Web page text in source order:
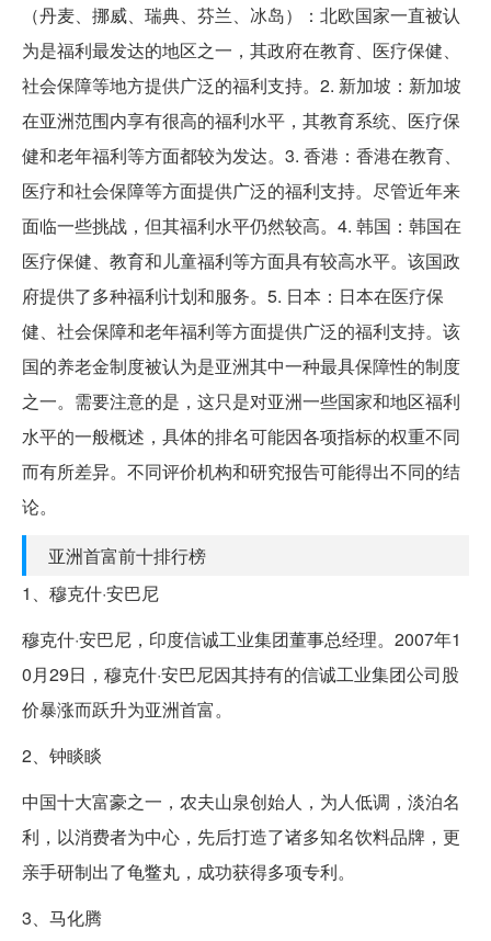
（丹麦、挪威、瑞典、芬兰、冰岛）：北欧国家一直被认
为是福利最发达的地区之一，其政府在教育、医疗保健、
社会保障等地方提供广泛的福利支持。2. 新加坡：新加坡
在亚洲范围内享有很高的福利水平，其教育系统、医疗保
健和老年福利等方面都较为发达。3. 香港：香港在教育、
医疗和社会保障等方面提供广泛的福利支持。尽管近年来
面临一些挑战，但其福利水平仍然较高。4. 韩国：韩国在
医疗保健、教育和儿童福利等方面具有较高水平。该国政
府提供了多种福利计划和服务。5. 日本：日本在医疗保
健、社会保障和老年福利等方面提供广泛的福利支持。该
国的养老金制度被认为是亚洲其中一种最具保障性的制度
之一。需要注意的是，这只是对亚洲一些国家和地区福利
水平的一般概述，具体的排名可能因各项指标的权重不同
而有所差异。不同评价机构和研究报告可能得出不同的结
论。
亚洲首富前十排行榜
1、穆克什·安巴尼
穆克什·安巴尼，印度信诚工业集团董事总经理。2007年1
0月29日，穆克什·安巴尼因其持有的信诚工业集团公司股
价暴涨而跃升为亚洲首富。
2、钟睒睒
中国十大富豪之一，农夫山泉创始人，为人低调，淡泊名
利，以消费者为中心，先后打造了诸多知名饮料品牌，更
亲手研制出了龟鳖丸，成功获得多项专利。
3、马化腾